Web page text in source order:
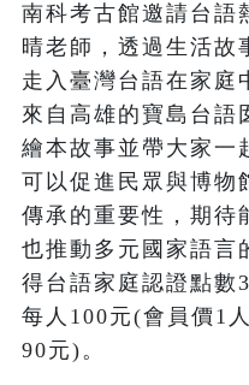
南科考古館邀請台語
晴老師，透過生活故
走入臺灣台語在家庭
來自高雄的寶島台語
繪本故事並帶大家一
可以促進民眾與博物
傳承的重要性，期待
也推動多元國家語言
得台語家庭認證點數
每人100元(會員價1
90元)。